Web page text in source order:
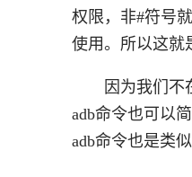
权限，非#符号
使用。所以这就
因为我们不
adb命令也可以
adb命令也是类似